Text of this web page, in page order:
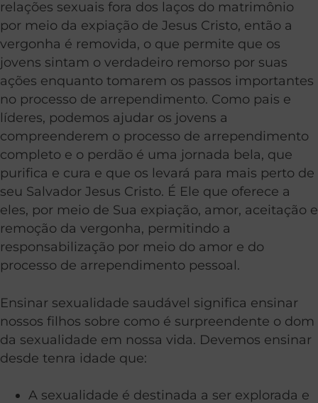
relações sexuais fora dos laços do matrimônio
por meio da expiação de Jesus Cristo, então a
vergonha é removida, o que permite que os
jovens sintam o verdadeiro remorso por suas
ações enquanto tomarem os passos importantes
no processo de arrependimento. Como pais e
líderes, podemos ajudar os jovens a
compreenderem o processo de arrependimento
completo e o perdão é uma jornada bela, que
purifica e cura e que os levará para mais perto de
seu Salvador Jesus Cristo. É Ele que oferece a
eles, por meio de Sua expiação, amor, aceitação e
remoção da vergonha, permitindo a
responsabilização por meio do amor e do
processo de arrependimento pessoal.
Ensinar sexualidade saudável significa ensinar
nossos filhos sobre como é surpreendente o dom
da sexualidade em nossa vida. Devemos ensinar
desde tenra idade que:
A sexualidade é destinada a ser explorada e